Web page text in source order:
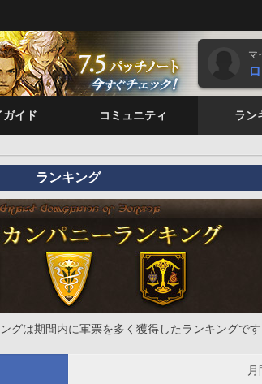
マ
ガイド コミュニティ ラン
ランキング
グは期間内に軍票を多く獲得したランキングです
月